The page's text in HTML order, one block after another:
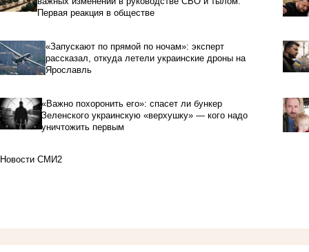
Первая реакция в обществе
«Запускают по прямой по ночам»: эксперт
рассказал, откуда летели украинские дроны на
Ярославль
«Важно похоронить его»: спасет ли бункер
Зеленского украинскую «верхушку» — кого надо
уничтожить первым
Новости СМИ2